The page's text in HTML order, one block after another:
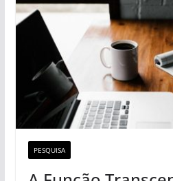
PESQUISA